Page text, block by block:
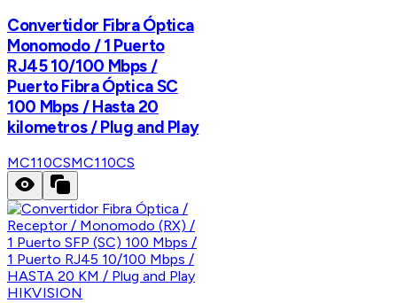
Convertidor Fibra Óptica
Monomodo / 1 Puerto
RJ45 10/100 Mbps /
Puerto Fibra Óptica SC
100 Mbps / Hasta 20
kilometros / Plug and Play
MC110CSMC110CS
HIKVISION